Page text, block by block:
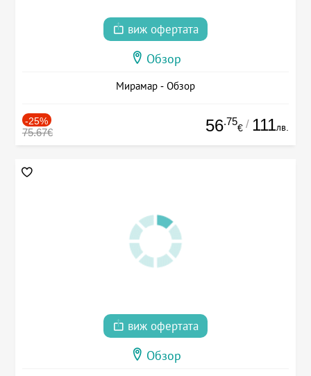
виж офертата
Обзор
Мирамар - Обзор
-25%
75.67€ 56.75
€ / 111лв.
виж офертата
Обзор